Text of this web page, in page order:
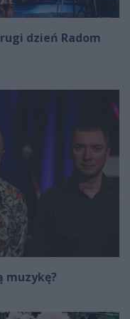
dzień Radom
muzykę?